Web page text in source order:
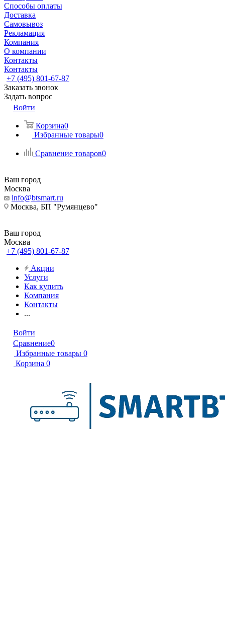
Способы оплаты
Доставка
Самовывоз
Рекламация
Компания
О компании
Контакты
Контакты
+7 (495) 801-67-87
Заказать звонок
Задать вопрос
Войти
Корзина0
Избранные товары0
Сравнение товаров0
Ваш город
Москва
info@btsmart.ru
Москва, БП "Румянцево"
Ваш город
Москва
+7 (495) 801-67-87
Акции
Услуги
Как купить
Компания
Контакты
...
Войти
Сравнение0
Избранные товары 0
Корзина 0